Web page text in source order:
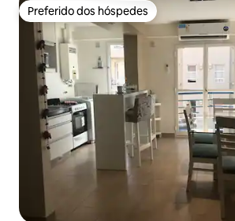
Preferido dos hóspedes
Preferido dos hóspedes